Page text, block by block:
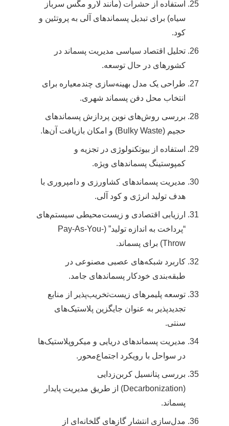
استفاده از حشرات (مانند لارو مگس سرباز
سیاه) برای تبدیل پسماندهای آلی به پروتئین و
کود.
تحلیل اقتصاد سیاسی مدیریت پسماند در
کشورهای در حال توسعه.
طراحی یک مدل بهینه‌سازی چندمعیاره برای
انتخاب محل دفن پسماند شهری.
بررسی روش‌های نوین پردازش پسماندهای
حجیم (Bulky Waste) و امکان بازیافت آن‌ها.
استفاده از بیوتکنولوژی در تجزیه و
کمپوستینگ پسماندهای ویژه.
مدیریت پسماندهای کشاورزی و دامپروری با
هدف تولید انرژی و کود آلی.
ارزیابی اقتصادی و زیست‌محیطی سیستم‌های
“پرداخت به اندازه تولید” (Pay-As-You-
Throw) برای پسماند.
کاربرد شبکه‌های عصبی مصنوعی در
طبقه‌بندی خودکار پسماندهای جامد.
توسعه پلیمرهای زیست‌تخریب‌پذیر از منابع
تجدیدپذیر به عنوان جایگزین پلاستیک‌های
سنتی.
مدیریت پسماندهای دریایی و میکروپلاستیک‌ها
در سواحل با رویکرد اجتماع‌محور.
بررسی پتانسیل کربن‌زدایی
(Decarbonization) از طریق مدیریت پایدار
پسماند.
مدل‌سازی انتشار گازهای گلخانه‌ای از